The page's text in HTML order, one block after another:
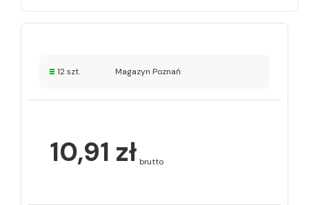
12 szt. Magazyn Poznań
10,91 zł brutto